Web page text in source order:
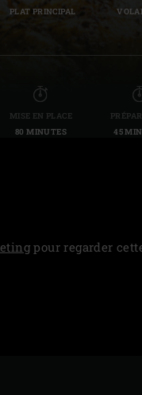
PLAT PRINCIPAL
MISE EN PLACE
80 MINUTES
45
pour regarder